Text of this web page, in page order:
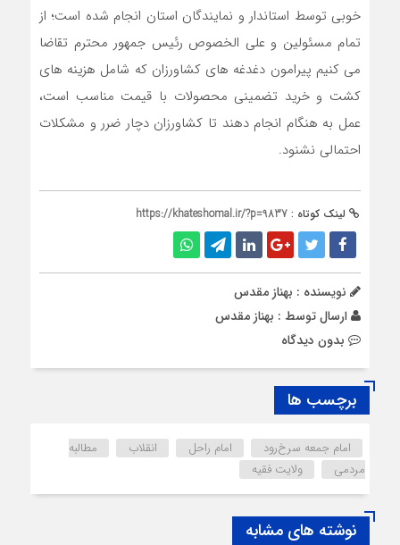
خوبی توسط استاندار و نمایندگان استان انجام شده است؛ از
تمام مسئولین و علی الخصوص رئیس جمهور محترم تقاضا
می کنیم پیرامون دغدغه های کشاورزان که شامل هزینه های
کشت و خرید تضمینی محصولات با قیمت مناسب است،
عمل به هنگام انجام دهند تا کشاورزان دچار ضرر و مشکلات
احتمالی نشنود.
لینک کوتاه : https://khateshomal.ir/?p=9837
نویسنده : بهناز مقدس
ارسال توسط : بهناز مقدس
بدون دیدگاه
برچسب ها
امام جمعه سرخ‌رود امام راحل انقلاب
مطالبه
مردمی
ولایت فقیه
نوشته های مشابه